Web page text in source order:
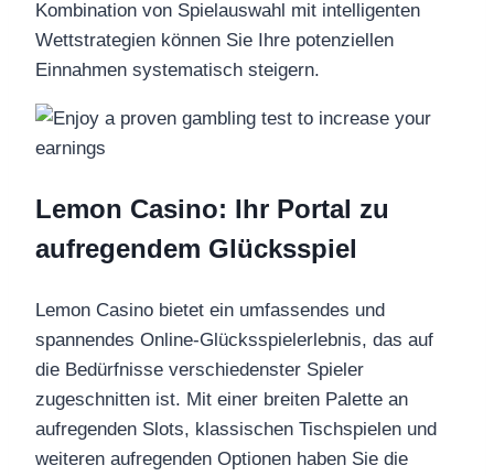
Kombination von Spielauswahl mit intelligenten
Wettstrategien können Sie Ihre potenziellen
Einnahmen systematisch steigern.
Lemon Casino: Ihr Portal zu
aufregendem Glücksspiel
Lemon Casino bietet ein umfassendes und
spannendes Online-Glücksspielerlebnis, das auf
die Bedürfnisse verschiedenster Spieler
zugeschnitten ist. Mit einer breiten Palette an
aufregenden Slots, klassischen Tischspielen und
weiteren aufregenden Optionen haben Sie die